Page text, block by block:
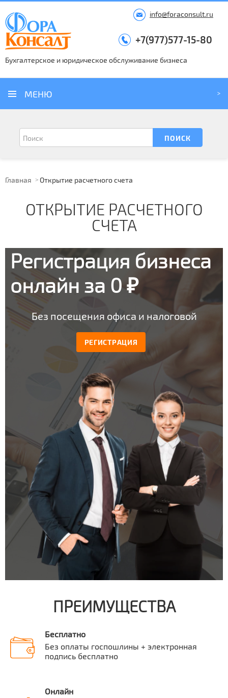
Бухгалтерское и юридическое обслуживание бизнеса
info@foraconsult.ru
+7(977)577-15-80
МЕНЮ
Главная Открытие расчетного счета
ОТКРЫТИЕ РАСЧЕТНОГО
СЧЕТА
Регистрация бизнеса
онлайн за 0 ₽
Без посещения офиса и налоговой
РЕГИСТРАЦИЯ
ПРЕИМУЩЕСТВА
Бесплатно
Без оплаты госпошлины + электронная
подпись бесплатно
Онлайн